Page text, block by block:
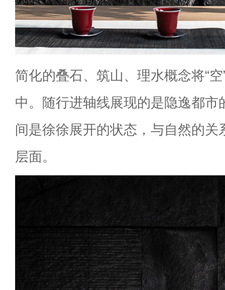
简化的叠石、筑山、理水概念将“
中。随行进轴线展现的是隐逸都市
间是徐徐展开的状态，与自然的关
层面。